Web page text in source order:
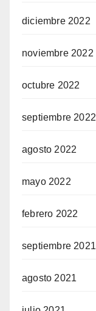
diciembre 2022
noviembre 2022
octubre 2022
septiembre 2022
agosto 2022
mayo 2022
febrero 2022
septiembre 2021
agosto 2021